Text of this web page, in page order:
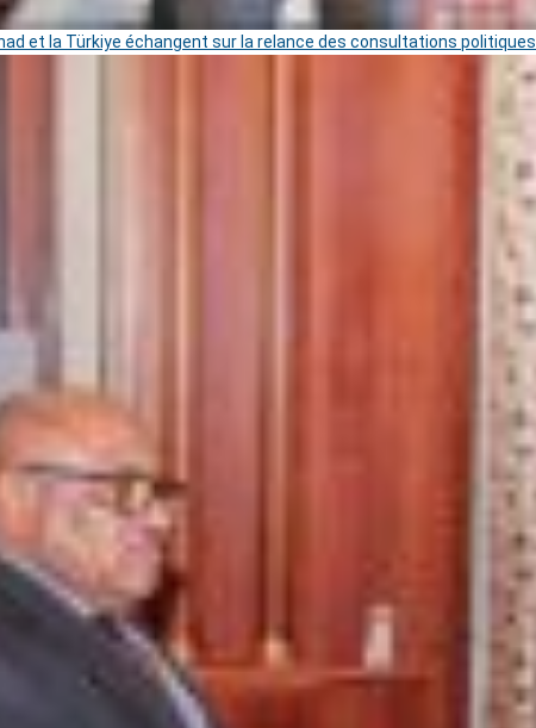
et la Türkiye échangent sur la relance des consultations politiques